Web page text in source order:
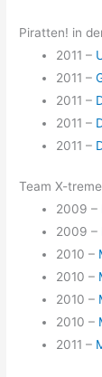
Piratten! in
2011 –
2011 –
2011 –
2011 –
2011 –
Team X-
2009 –
2009 –
2010 –
2010 –
2010 –
2010 –
2011 –